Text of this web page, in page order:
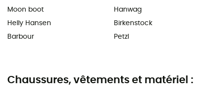
Moon boot
Helly Hansen
Barbour
Hanwag
Birkenstock
Petzl
Chaussures, vêtements et matériel :